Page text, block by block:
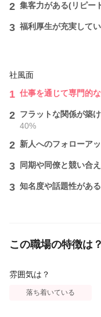
2 集客力がある(リピー
3 福利厚生が充実して
社風面
1 仕事を通じて専門的
2 フラットな関係が築
40%
2 新人へのフォローア
3 同期や同僚と競い合
3 知名度や話題性がある
この職場の特徴は？
雰囲気は？
落ち着いている